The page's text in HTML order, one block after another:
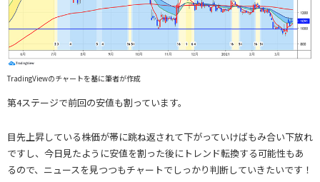
TradingViewのチャートを基に筆者が作成
第4ステージで前回の安値も割っています。
目先上昇している株価が帯に跳ね返されて下がっていけばもみ合い下放れ
ですし、今日見たように安値を割った後にトレンド転換する可能性もあ
るので、ニュースを見つつもチャートでしっかり判断していきたいです！